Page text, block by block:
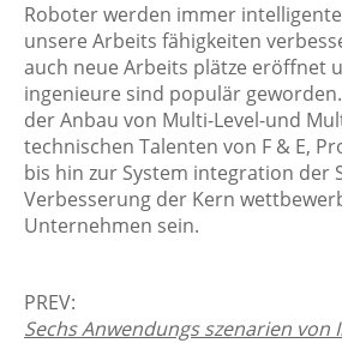
Roboter werden immer
unsere Arbeits fähigkeiten
auch neue Arbeits plätze eröffnet
ingenieure sind populär
der Anbau von Multi-Level-und
technischen Talenten von F & E,
bis hin zur System integration der
Verbesserung der Kern
Unternehmen sein.
PREV:
Sechs Anwendungs szenarien